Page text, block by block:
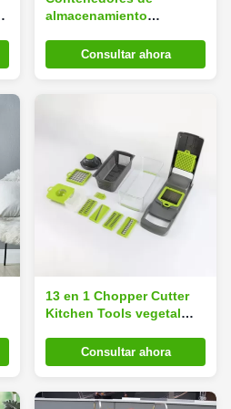
almacenamiento
para el blanco del
plástico de la comida de
Consultar ahora
13 en 1 Chopper Cutter
Kitchen Tools vegetal
Consultar ahora